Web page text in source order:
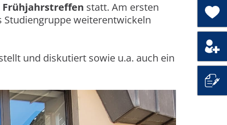
Frühjahrstreffen statt. Am ersten
Studiengruppe weiterentwickeln
und diskutiert sowie u.a. auch ein